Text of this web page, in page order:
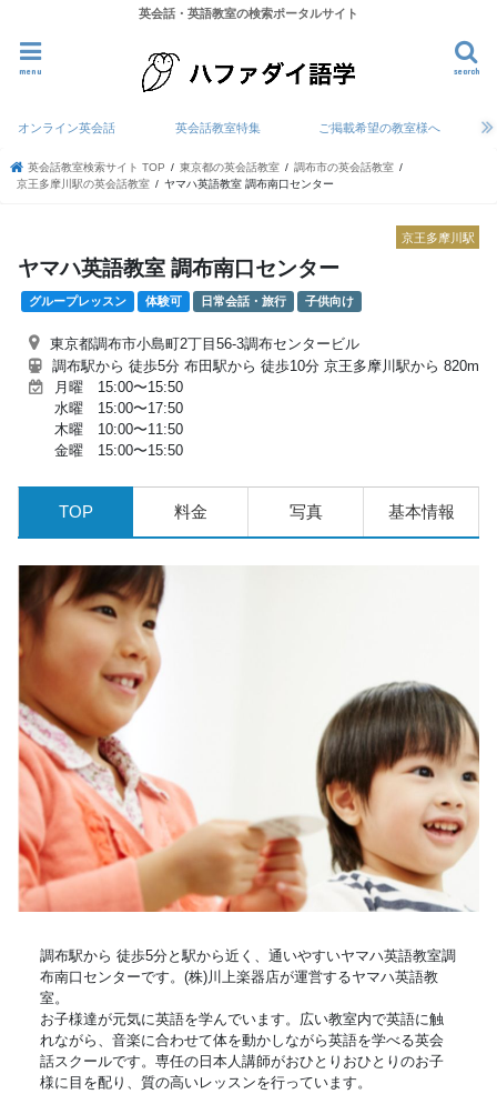
英会話・英語教室の検索ポータルサイト
search
menu
オンライン英会話 英会話教室特集 ご掲載希望の教室様へ
英会話教室検索サイト TOP 東京都の英会話教室
調布市の英会話教室
京王多摩川駅の英会話教室
ヤマハ英語教室 調布南口センター
京王多摩川駅
ヤマハ英語教室 調布南口センター
グループレッスン 体験可 日常会話・旅行 子供向け
東京都調布市小島町2丁目56-3調布センタービル
調布駅から 徒歩5分 布田駅から 徒歩10分 京王多摩川駅から 820m
月曜 15:00〜15:50
水曜 15:00〜17:50
木曜 10:00〜11:50
金曜 15:00〜15:50
TOP 料金 写真 基本情報
調布駅から 徒歩5分と駅から近く、通いやすいヤマハ英語教室調
布南口センターです。(株)川上楽器店が運営するヤマハ英語教
室。
お子様達が元気に英語を学んでいます。広い教室内で英語に触
れながら、音楽に合わせて体を動かしながら英語を学べる英会
話スクールです。専任の日本人講師がおひとりおひとりのお子
様に目を配り、質の高いレッスンを行っています。